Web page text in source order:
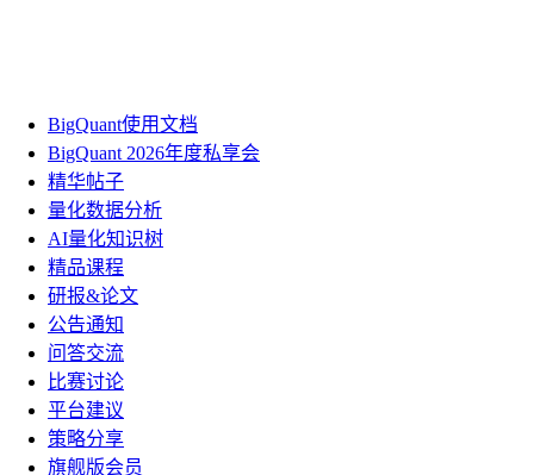
BigQuant使用文档
BigQuant 2026年度私享会
精华帖子
量化数据分析
AI量化知识树
精品课程
研报&论文
公告通知
问答交流
比赛讨论
平台建议
策略分享
旗舰版会员